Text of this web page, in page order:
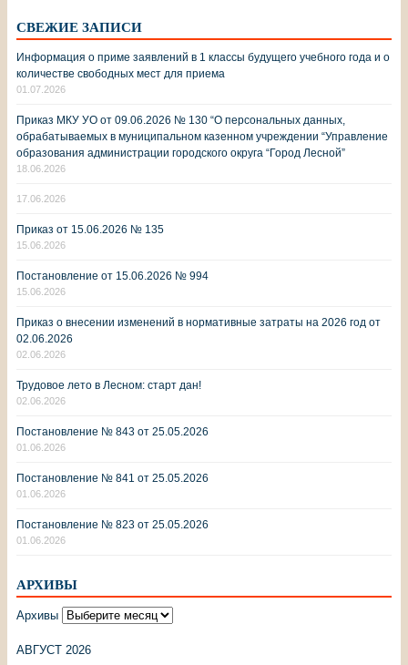
СВЕЖИЕ ЗАПИСИ
Информация о приме заявлений в 1 классы будущего учебного года и о
количестве свободных мест для приема
01.07.2026
Приказ МКУ УО от 09.06.2026 № 130 “О персональных данных,
обрабатываемых в муниципальном казенном учреждении “Управление
образования администрации городского округа “Город Лесной”
18.06.2026
17.06.2026
Приказ от 15.06.2026 № 135
15.06.2026
Постановление от 15.06.2026 № 994
15.06.2026
Приказ о внесении изменений в нормативные затраты на 2026 год от
02.06.2026
02.06.2026
Трудовое лето в Лесном: старт дан!
02.06.2026
Постановление № 843 от 25.05.2026
01.06.2026
Постановление № 841 от 25.05.2026
01.06.2026
Постановление № 823 от 25.05.2026
01.06.2026
АРХИВЫ
Архивы
АВГУСТ 2026